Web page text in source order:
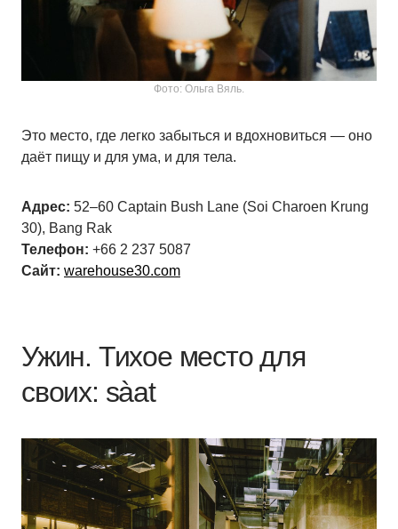
Фото: Ольга Вяль.
Это место, где легко забыться и вдохновиться — оно
даёт пищу и для ума, и для тела.
Адрес: 52–60 Captain Bush Lane (Soi Charoen Krung
30), Bang Rak
Телефон: +66 2 237 5087
Сайт: warehouse30.com
Ужин. Тихое место для
своих: sàat